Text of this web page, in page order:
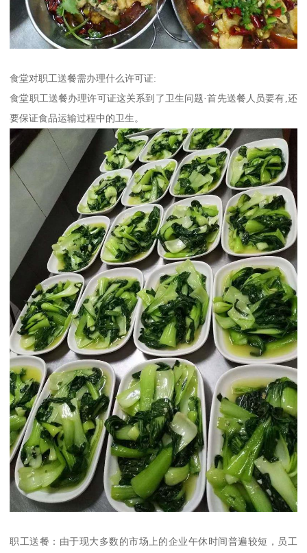
食堂对职工送餐需办理什么许可证:
食堂职工送餐办理许可证这关系到了卫生问题·首先送餐人员要有,还
要保证食品运输过程中的卫生。
职工送餐：由于现大多数的市场上的企业午休时间普遍较短，员工